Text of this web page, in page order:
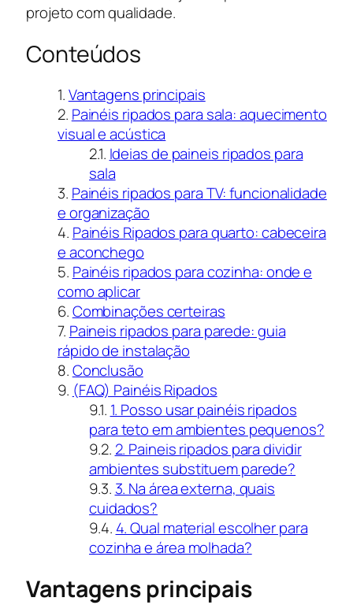
projeto com qualidade.
Conteúdos
Vantagens principais
Painéis ripados para sala: aquecimento
visual e acústica
Ideias de paineis ripados para
sala
Painéis ripados para TV: funcionalidade
e organização
Painéis Ripados para quarto: cabeceira
e aconchego
Painéis ripados para cozinha: onde e
como aplicar
Combinações certeiras
Paineis ripados para parede: guia
rápido de instalação
Conclusão
(FAQ) Painéis Ripados
1. Posso usar painéis ripados
para teto em ambientes pequenos?
2. Paineis ripados para dividir
ambientes substituem parede?
3. Na área externa, quais
cuidados?
4. Qual material escolher para
cozinha e área molhada?
Vantagens principais